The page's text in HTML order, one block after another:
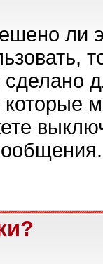
ли
сделано
которые